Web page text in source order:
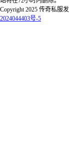
Copyright 2025 传奇私服
2024044403号-5